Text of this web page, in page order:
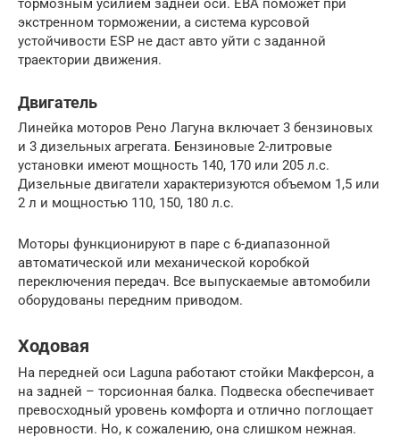
тормозным усилием задней оси. EBA поможет при
экстренном торможении, а система курсовой
устойчивости ESP не даст авто уйти с заданной
траектории движения.
Двигатель
Линейка моторов Рено Лагуна включает 3 бензиновых
и 3 дизельных агрегата. Бензиновые 2-литровые
установки имеют мощность 140, 170 или 205 л.с.
Дизельные двигатели характеризуются объемом 1,5 или
2 л и мощностью 110, 150, 180 л.с.
Моторы функционируют в паре с 6-диапазонной
автоматической или механической коробкой
переключения передач. Все выпускаемые автомобили
оборудованы передним приводом.
Ходовая
На передней оси Laguna работают стойки Макферсон, а
на задней – торсионная балка. Подвеска обеспечивает
превосходный уровень комфорта и отлично поглощает
неровности. Но, к сожалению, она слишком нежная.